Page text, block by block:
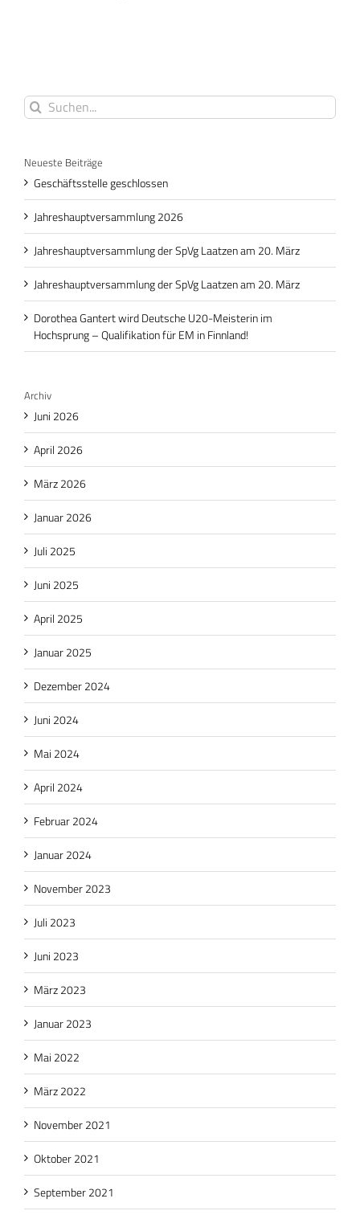
Suche
nach:
Neueste Beiträge
Geschäftsstelle geschlossen
Jahreshauptversammlung 2026
Jahreshauptversammlung der SpVg Laatzen am 20. März
Jahreshauptversammlung der SpVg Laatzen am 20. März
Dorothea Gantert wird Deutsche U20-Meisterin im
Hochsprung – Qualifikation für EM in Finnland!
Archiv
Juni 2026
April 2026
März 2026
Januar 2026
Juli 2025
Juni 2025
April 2025
Januar 2025
Dezember 2024
Juni 2024
Mai 2024
April 2024
Februar 2024
Januar 2024
November 2023
Juli 2023
Juni 2023
März 2023
Januar 2023
Mai 2022
März 2022
November 2021
Oktober 2021
September 2021